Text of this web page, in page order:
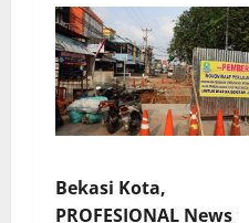
Bekasi Kota,
PROFESIONAL News